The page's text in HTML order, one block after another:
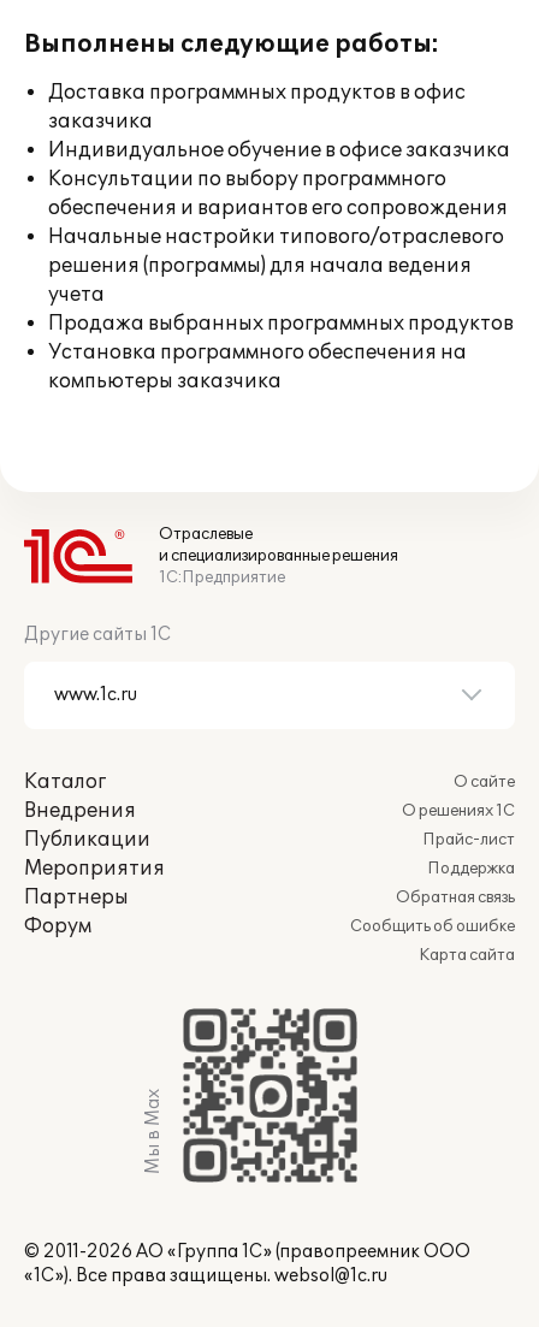
Выполнены следующие работы:
Доставка программных продуктов в офис
заказчика
Индивидуальное обучение в офисе заказчика
Консультации по выбору программного
обеспечения и вариантов его сопровождения
Начальные настройки типового/отраслевого
решения (программы) для начала ведения
учета
Продажа выбранных программных продуктов
Установка программного обеспечения на
компьютеры заказчика
Отраслевые
и специализированные решения
1С:Предприятие
Другие сайты 1С
Каталог
Внедрения
Публикации
Мероприятия
Партнеры
Форум
О сайте
О решениях 1С
Прайс-лист
Поддержка
Обратная связь
Сообщить об ошибке
Карта сайта
Мы в Max
© 2011-2026 АО «Группа 1С» (правопреемник ООО
«1С»). Все права защищены. websol@1c.ru